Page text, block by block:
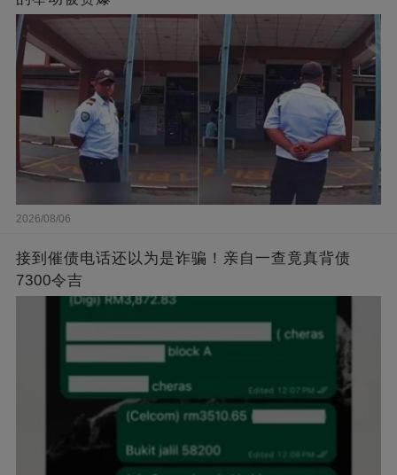
2026/08/06
接到催债电话还以为是诈骗！亲自一查竟真背债
7300令吉